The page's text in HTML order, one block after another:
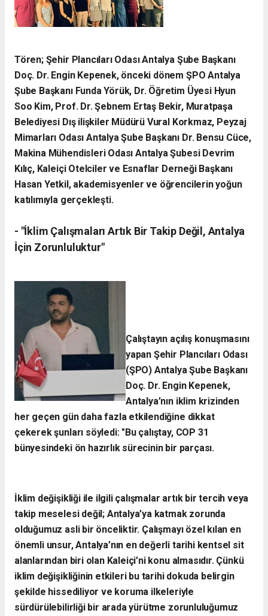
Tören; Şehir Plancıları Odası Antalya Şube Başkanı
Doç. Dr. Engin Kepenek, önceki dönem ŞPO Antalya
Şube Başkanı Funda Yörük, Dr. Öğretim Üyesi Hyun
Soo Kim, Prof. Dr. Şebnem Ertaş Bekir, Muratpaşa
Belediyesi Dış ilişkiler Müdürü Vural Korkmaz, Peyzaj
Mimarları Odası Antalya Şube Başkanı Dr. Bensu Cüce,
Makina Mühendisleri Odası Antalya Şubesi Devrim
Kılıç, Kaleiçi Otelciler ve Esnaflar Derneği Başkanı
Hasan Yetkil, akademisyenler ve öğrencilerin yoğun
katılımıyla gerçekleşti.
- ​"İklim Çalışmaları Artık Bir Takip Değil, Antalya
İçin Zorunluluktur"
Çalıştayın açılış konuşmasını
yapan Şehir Plancıları Odası
(ŞPO) Antalya Şube Başkanı
Doç. Dr. Engin Kepenek,
Antalya’nın iklim krizinden
her geçen gün daha fazla etkilendiğine dikkat
çekerek şunları söyledi: ​"Bu çalıştay, COP 31
bünyesindeki ön hazırlık sürecinin bir parçası.
İklim değişikliği ile ilgili çalışmalar artık bir tercih veya
takip meselesi değil; Antalya’ya katmak zorunda
olduğumuz asli bir önceliktir. Çalışmayı özel kılan en
önemli unsur, Antalya’nın en değerli tarihi kentsel sit
alanlarından biri olan Kaleiçi’ni konu almasıdır. Çünkü
iklim değişikliğinin etkileri bu tarihi dokuda belirgin
şekilde hissediliyor ve koruma ilkeleriyle
sürdürülebilirliği bir arada yürütme zorunluluğumuz